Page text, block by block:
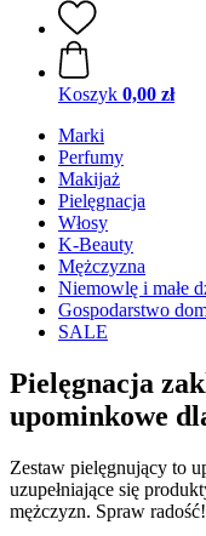
Koszyk 0,00 zł
Marki
Perfumy
Makijaż
Pielęgnacja
Włosy
K-Beauty
Mężczyzna
Niemowlę i małe
Gospodarstwo
SALE
Pielęgnacja
upominkowe
Zestaw pielęgnujący to
uzupełniające się
mężczyzn. Spraw radość!